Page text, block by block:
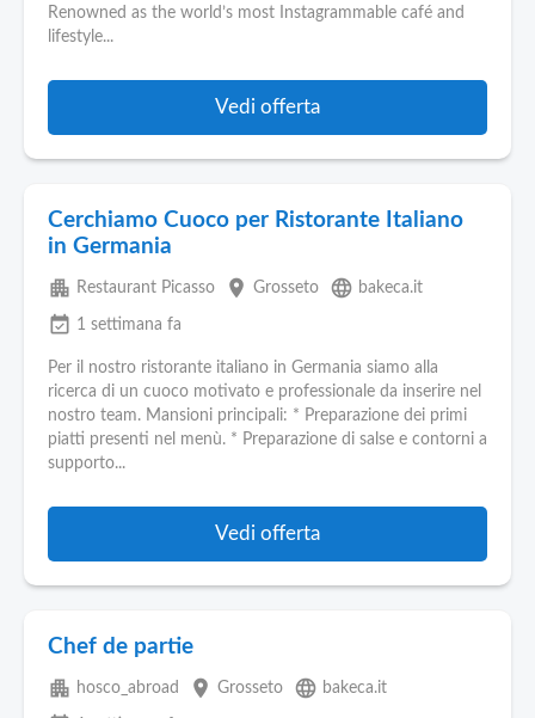
Renowned as the world’s most Instagrammable café and
lifestyle...
Vedi offerta
Cerchiamo Cuoco per Ristorante Italiano
in Germania
apartment Restaurant Picasso place Grosseto language bakeca.it
event_available 1 settimana fa
Per il nostro ristorante italiano in Germania siamo alla
ricerca di un cuoco motivato e professionale da inserire nel
nostro team. Mansioni principali: * Preparazione dei primi
piatti presenti nel menù. * Preparazione di salse e contorni a
supporto...
Vedi offerta
Chef de partie
apartment hosco_abroad place Grosseto language bakeca.it